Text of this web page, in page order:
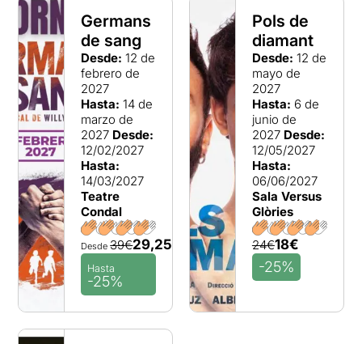
Germans
de sang
Desde: 12 de
febrero de
2027
Hasta: 14 de
marzo de
2027 Desde:
12/02/2027
Hasta:
14/03/2027
Teatre
Condal
Desde39€29,25€
Hasta
-25%
Pols de
diamant
Desde: 12 de
mayo de
2027
Hasta: 6 de
junio de
2027 Desde:
12/05/2027
Hasta:
06/06/2027
Sala Versus
Glòries
24€18€
-25%